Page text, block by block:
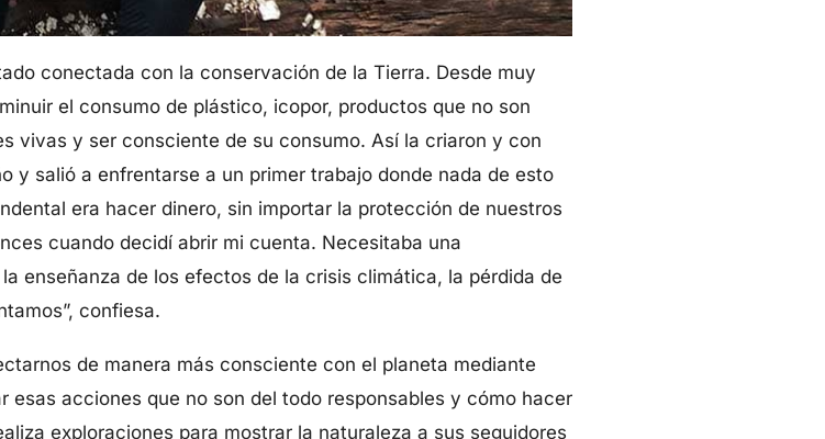
conectada con la conservación de la Tierra. Desde muy
el consumo de plástico, icopor, productos que no son
vivas y ser consciente de su consumo. Así la criaron y con
y salió a enfrentarse a un primer trabajo donde nada de esto
era hacer dinero, sin importar la protección de nuestros
cuando decidí abrir mi cuenta. Necesitaba una
enseñanza de los efectos de la crisis climática, la pérdida de
confiesa.
de manera más consciente con el planeta mediante
esas acciones que no son del todo responsables y cómo hacer
exploraciones para mostrar la naturaleza a sus seguidores